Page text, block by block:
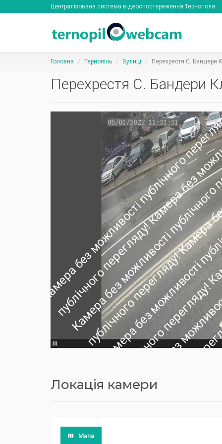
Централізована система відеоспостереження Тернополя
Головна Тернопіль Вулиці Перехрестя С. Бандери
Перехрестя С. Бандери
Локація камери
Мапа